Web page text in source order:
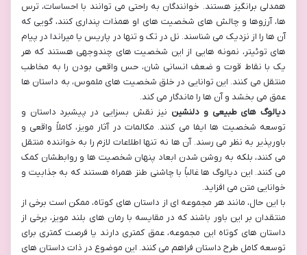
همدلی برانگیز هستند. خوانندگان به راحتی می توانند با احساسات، ترس
ها، آرزوها و چالش های شخصیت های او همذات پنداری کنند، گویی که
آن ها را از نزدیک می شناسند. نل در تک و تنها در پاریس یا میراندا در پیام
های توئیتر، نمونه هایی از این شخصیت های چندوجهی هستند که هر
یک با نقاط قوت و ضعف انسانی شان، حس واقعی بودن را به مخاطب
منتقل می کنند. این توانایی در خلق شخصیت های ملموس، به داستان ها
عمق می بخشد و آن ها را ماندگار می کند.
دیالوگ های طبیعی و دلنشین نیز نقش بسزایی در پیشبرد داستان و
توسعه شخصیت ها ایفا می کنند. مکالمات در آثار مویز، کاملاً واقعی و
باورپذیر به نظر می رسند. آن ها نه تنها اطلاعات لازم را به خواننده منتقل
می کنند، بلکه به روشن شدن ابعاد پنهان شخصیت ها و روابطشان کمک
می کنند. این دیالوگ ها غالباً با چاشنی طنز همراه هستند که به جذابیت و
خوانایی متن می افزاید.
با این حال، مانند هر مجموعه ای از داستان های کوتاه، ممکن است برخی از
منتقدان بر این باور باشند که در مقایسه با رمان های بلند مویز، برخی از
داستان های کوتاه این مجموعه، عمق کمتری دارند یا فرصت کمتری برای
توسعه کامل طرح داستان فراهم می کنند. این موضوع در ذات داستان های